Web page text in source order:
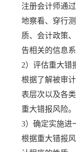
注册会计师通
地察看、穿行
质、会计政策
告相关的信息
2）评估重大错
根据了解被审
表层次以及各
重大错报风险。
3）确定实施进
根据重大错报